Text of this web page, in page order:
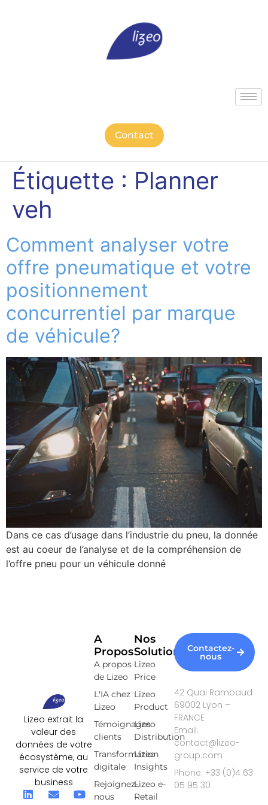
Contact
Étiquette : Planner
veh
Comment analyser votre
offre pneumatique et votre
positionnement
concurrentiel par marque
de véhicule?
Dans ce cas d’usage dans l’industrie du pneu, la donnée
est au coeur de l’analyse et de la compréhension de
l’offre pneu pour un véhicule donné
Lizeo extrait la
valeur des
données de votre
écosystème, au
service de votre
business
Nos
Solutions
Lizeo
Price
Lizeo
Product
Lizeo
Distribution
Lizeo
Insights
Lizeo e-
Retail
A
Propos
A propos
de Lizeo
L'IA chez
Lizeo
Témoignages
clients
Transformation
digitale
Rejoignez-
nous
Contactez-
nous
42 Quai Rambaud
69002 Lyon –
FRANCE
Email:
contact@lizeo-
group.com
Phone: +33 (0)4 63
05 95 30